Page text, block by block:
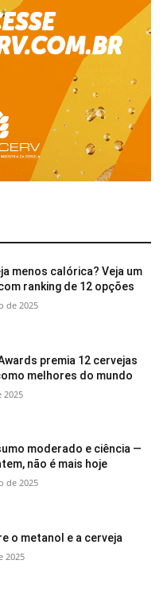
menos calórica? Veja um
ranking de 12 opções
de 2025
premia 12 cervejas
melhores do mundo
2025
moderado e ciência —
não é mais hoje
de 2025
o metanol e a cerveja
2025